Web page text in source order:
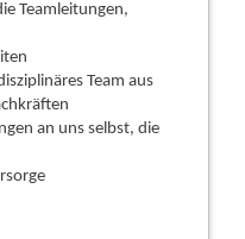
Teamleitungen,
Team aus
an uns selbst, die